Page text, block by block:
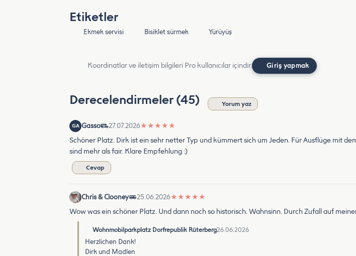
Etiketler
Ekmek servisi Bisiklet sürmek Yürüyüş
Koordinatlar ve iletişim bilgileri Pro kullanıcılar içindir. Giriş yapmak
Derecelendirmeler (45) Yorum yaz
GA Gasso 27.07.2026★ ★ ★ ★ ★
Schöner Platz. Dirk ist ein sehr netter Typ und kümmert sich um Jeden. Für Ausflüge mit
sind mehr als fair. Klare Empfehlung :)
Cevap
Chris & Clooney 25.06.2026★ ★ ★ ★ ★
Wow was ein schöner Platz. Und dann noch so historisch. Wahnsinn. Durch Zufall auf
Wohnmobilparkplatz Dorfrepublik Rüterberg26.06.2026
Herzlichen Dank!
Dirk und Madlen